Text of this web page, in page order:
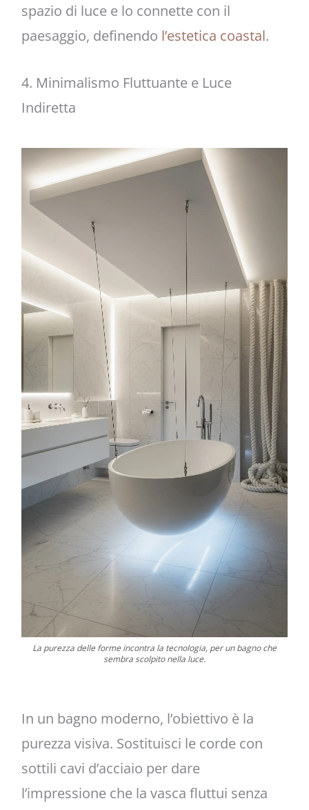
spazio di luce e lo connette con il
paesaggio, definendo l’estetica coastal.
4. Minimalismo Fluttuante e Luce
Indiretta
La purezza delle forme incontra la tecnologia, per un bagno che
sembra scolpito nella luce.
In un bagno moderno, l’obiettivo è la
purezza visiva. Sostituisci le corde con
sottili cavi d’acciaio per dare
l’impressione che la vasca fluttui senza